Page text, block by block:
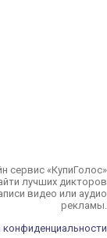
сервис «КупиГолос»
лучших дикторов
видео или аудио
рекламы.